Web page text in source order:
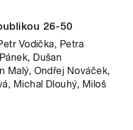
26-50
Vodička, Petra
Dušan
Malý, Ondřej Nováček,
Michal Dlouhý, Miloš